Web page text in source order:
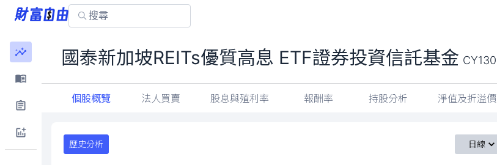
國泰新加坡REITs優質高息 ETF證券投資信託基金 CY130
個股概覽 法人買賣 股息與殖利率 報酬率 持股分析 淨值及折溢價
歷史分析 日線